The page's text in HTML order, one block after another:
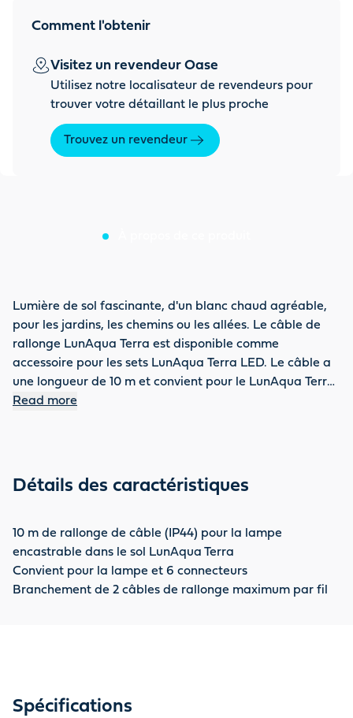
Comment l'obtenir
Visitez un revendeur Oase
Utilisez notre localisateur de revendeurs pour
trouver votre détaillant le plus proche
Trouvez un revendeur
Lumière de sol fascinante, d'un blanc chaud agréable,
pour les jardins, les chemins ou les allées. Le câble de
rallonge LunAqua Terra est disponible comme
accessoire pour les sets LunAqua Terra LED. Le câble a
une longueur de 10 m et convient pour le LunAqua Terra
LED Solo et pour le connecteur à 6 voies des sets
Read more
Détails des caractéristiques
10 m de rallonge de câble (IP44) pour la lampe
encastrable dans le sol LunAqua Terra
Convient pour la lampe et 6 connecteurs
Branchement de 2 câbles de rallonge maximum par fil
Spécifications